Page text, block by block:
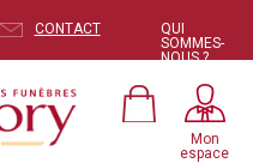
CONTACT
QUI
SOMMES-
NOUS ?
Mon
espace